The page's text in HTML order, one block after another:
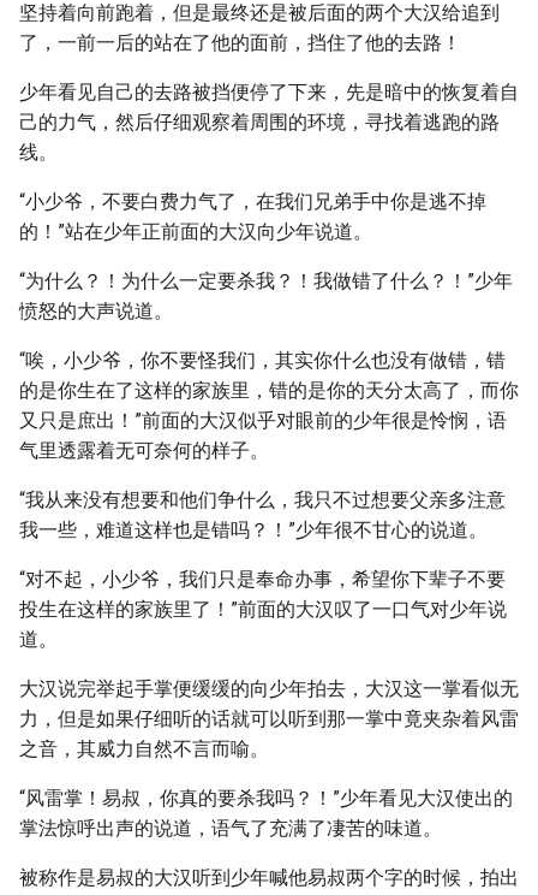
坚持着向前跑着，但是最终还是被后面的两个大汉给追到
了，一前一后的站在了他的面前，挡住了他的去路！
少年看见自己的去路被挡便停了下来，先是暗中的恢复着自
己的力气，然后仔细观察着周围的环境，寻找着逃跑的路
线。
“小少爷，不要白费力气了，在我们兄弟手中你是逃不掉
的！”站在少年正前面的大汉向少年说道。
“为什么？！为什么一定要杀我？！我做错了什么？！”少年
愤怒的大声说道。
“唉，小少爷，你不要怪我们，其实你什么也没有做错，错
的是你生在了这样的家族里，错的是你的天分太高了，而你
又只是庶出！”前面的大汉似乎对眼前的少年很是怜悯，语
气里透露着无可奈何的样子。
“我从来没有想要和他们争什么，我只不过想要父亲多注意
我一些，难道这样也是错吗？！”少年很不甘心的说道。
“对不起，小少爷，我们只是奉命办事，希望你下辈子不要
投生在这样的家族里了！”前面的大汉叹了一口气对少年说
道。
大汉说完举起手掌便缓缓的向少年拍去，大汉这一掌看似无
力，但是如果仔细听的话就可以听到那一掌中竟夹杂着风雷
之音，其威力自然不言而喻。
“风雷掌！易叔，你真的要杀我吗？！”少年看见大汉使出的
掌法惊呼出声的说道，语气了充满了凄苦的味道。
被称作是易叔的大汉听到少年喊他易叔两个字的时候，拍出